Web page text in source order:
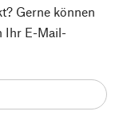
Gerne können
Ihr E-Mail-